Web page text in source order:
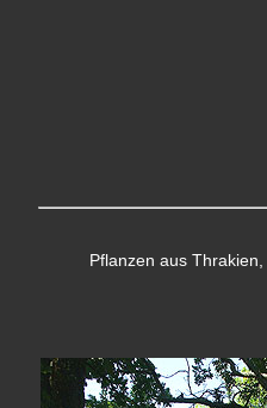
Pflanzen aus